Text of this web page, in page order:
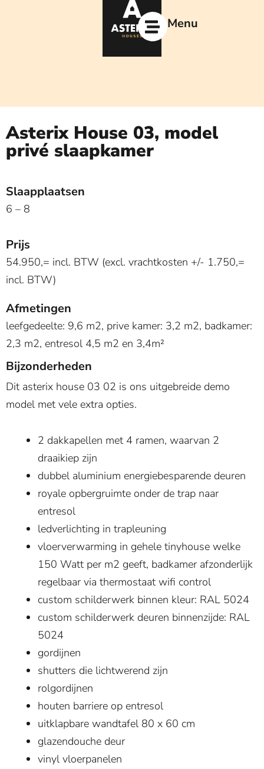
Menu
Asterix House 03, model
privé slaapkamer
Slaapplaatsen
6 – 8
Prijs
54.950,= incl. BTW (excl. vrachtkosten +/- 1.750,=
incl. BTW)
Afmetingen
leefgedeelte: 9,6 m2, prive kamer: 3,2 m2, badkamer:
2,3 m2, entresol 4,5 m2 en 3,4m²
Bijzonderheden
Dit asterix house 03 02 is ons uitgebreide demo
model met vele extra opties.
2 dakkapellen met 4 ramen, waarvan 2
draaikiep zijn
dubbel aluminium energiebesparende deuren
royale opbergruimte onder de trap naar
entresol
ledverlichting in trapleuning
vloerverwarming in gehele tinyhouse welke
150 Watt per m2 geeft, badkamer afzonderlijk
regelbaar via thermostaat wifi control
custom schilderwerk binnen kleur: RAL 5024
custom schilderwerk deuren binnenzijde: RAL
5024
gordijnen
shutters die lichtwerend zijn
rolgordijnen
houten barriere op entresol
uitklapbare wandtafel 80 x 60 cm
glazendouche deur
vinyl vloerpanelen